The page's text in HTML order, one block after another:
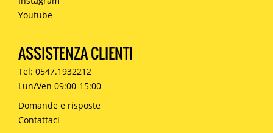
Youtube
ASSISTENZA CLIENTI
Tel: 0547.1932212
Lun/Ven 09:00-15:00
Domande e risposte
Contattaci